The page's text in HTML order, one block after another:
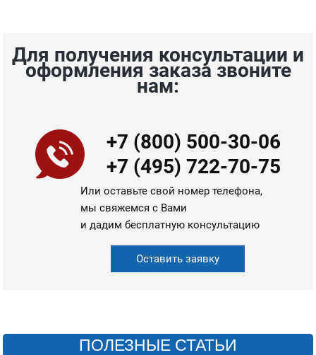
Для получения консультации и
оформления заказа звоните
нам:
+7 (800) 500-30-06
+7 (495) 722-70-75
Или оставьте свой номер телефона,
мы свяжемся с Вами
и дадим бесплатную консультацию
Оставить заявку
ПОЛЕЗНЫЕ СТАТЬИ